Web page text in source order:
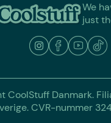
We
just
CoolStuff Danmark.
CVR-nummer